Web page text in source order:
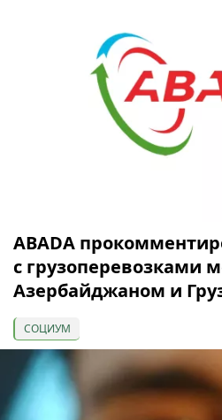
ABADA
с грузоперевозками
Азербайджаном и
СОЦИУМ